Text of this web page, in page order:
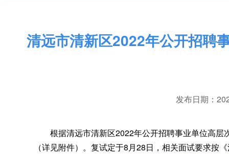
清远市清新区2022年公开招聘
发布日期：
根据清远市清新区2022年公开招聘事业单位高层
（详见附件） 。 复试定于8月28日，相关面试要求按